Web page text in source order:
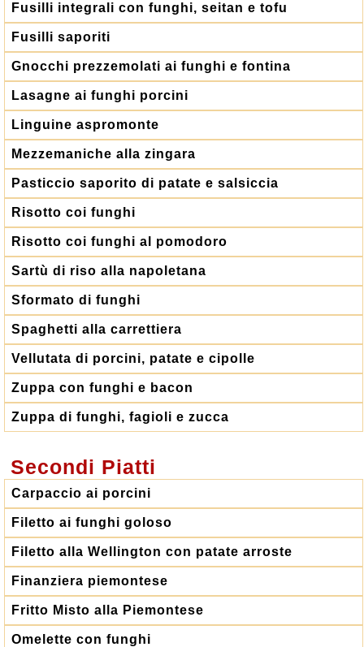
Fusilli integrali con funghi, seitan e tofu
Fusilli saporiti
Gnocchi prezzemolati ai funghi e fontina
Lasagne ai funghi porcini
Linguine aspromonte
Mezzemaniche alla zingara
Pasticcio saporito di patate e salsiccia
Risotto coi funghi
Risotto coi funghi al pomodoro
Sartù di riso alla napoletana
Sformato di funghi
Spaghetti alla carrettiera
Vellutata di porcini, patate e cipolle
Zuppa con funghi e bacon
Zuppa di funghi, fagioli e zucca
Secondi Piatti
Carpaccio ai porcini
Filetto ai funghi goloso
Filetto alla Wellington con patate arroste
Finanziera piemontese
Fritto Misto alla Piemontese
Omelette con funghi